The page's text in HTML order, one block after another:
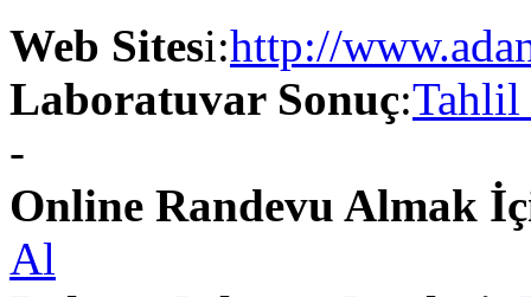
Web Sitesi:http://
Laboratuvar Sonuç:Tahlil
-
Online Randevu Almak
Al